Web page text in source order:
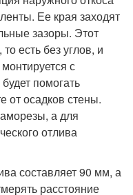
Ее края заходят
зазоры. Этот
есть без углов, и
с
помогать
от осадков стены.
а для
отлива
составляет 90 мм, а
расстояние